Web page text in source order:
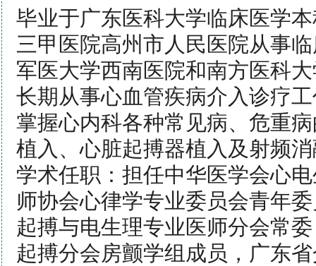
毕业于广东医科大学临床医学
三甲医院高州市人民医院从事
军医大学西南医院和南方医科
长期从事心血管疾病介入诊疗
掌握心内科各种常见病、危重
植入、心脏起搏器植入及射频
学术任职：担任中华医学会心
师协会心律学专业委员会青年
起搏与电生理专业医师分会常
起搏分会房颤学组成员，广东